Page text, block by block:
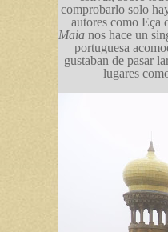
comprobarlo solo
autores como Eça
Maianos hace un
portuguesa
gustaban de pasar
lugares